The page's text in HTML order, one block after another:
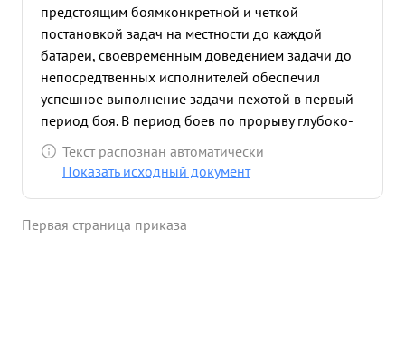
предстоящим боямконкретной и четкой
постановкой задач на местности до каждой
батареи, своевременным доведением задачи до
непосредтвенных исполнителей обеспечил
успешное выполнение задачи пехотой в первый
период боя. В период боев по прорыву глубоко-
эшелонированной позиционной обороны немцев
прикрывающей подступы к г. Берлин с плацдарма
пригородах и собственно Берлине-артиллерия
Текст распознан автоматически
Показать исходный документ
Первая страница приказа